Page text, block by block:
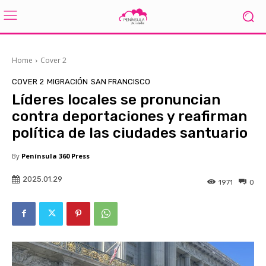
Home Cover 2
COVER 2 MIGRACIÓN SAN FRANCISCO
Líderes locales se pronuncian
contra deportaciones y reafirman
política de las ciudades santuario
By Península 360 Press
2025.01.29 0
1971